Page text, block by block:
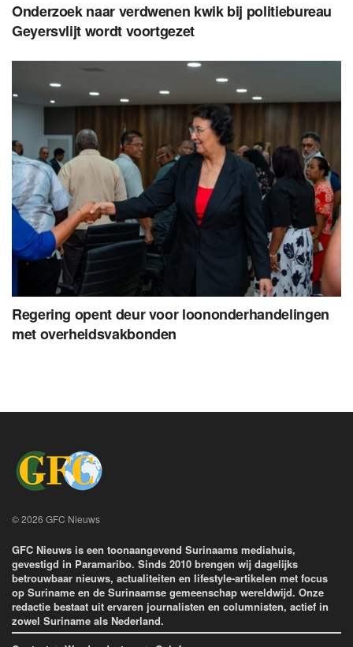
Onderzoek naar verdwenen kwik bij politiebureau
Geyersvlijt wordt voortgezet
Regering opent deur voor loononderhandelingen
met overheidsvakbonden
© 2026 GFC Nieuws
GFC Nieuws is een toonaangevend Surinaams mediahuis,
gevestigd in Paramaribo. Sinds 2010 brengen wij dagelijks
betrouwbaar nieuws, actualiteiten en lifestyle-artikelen met focus
op Suriname en de Surinaamse gemeenschap wereldwijd. Onze
redactie bestaat uit ervaren journalisten en columnisten, actief in
zowel Suriname als Nederland.